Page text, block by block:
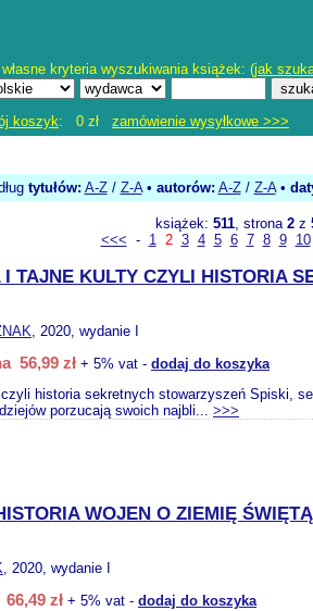
kryteria wyszukiwania książek: (jak
koszyk: 0 zł zamówienie wysyłkowe >>>
tytułów: A-Z/ Z-A• autorów: A-Z/ Z-A•
książek: 511, strona 2 z
<<< - 1 2 3 4 5 6 7 8 9 10
TAJNE KULTY CZYLI HISTORIA
, 2020, wydanie I
56,99 zł + 5% vat - dodaj do koszyka
historia sekretnych stowarzyszeń Spiski,
porzucają swoich najbli... >>>
WOJEN O ZIEMIĘ ŚWIĘTĄ
, 2020, wydanie I
zł + 5% vat - dodaj do koszyka